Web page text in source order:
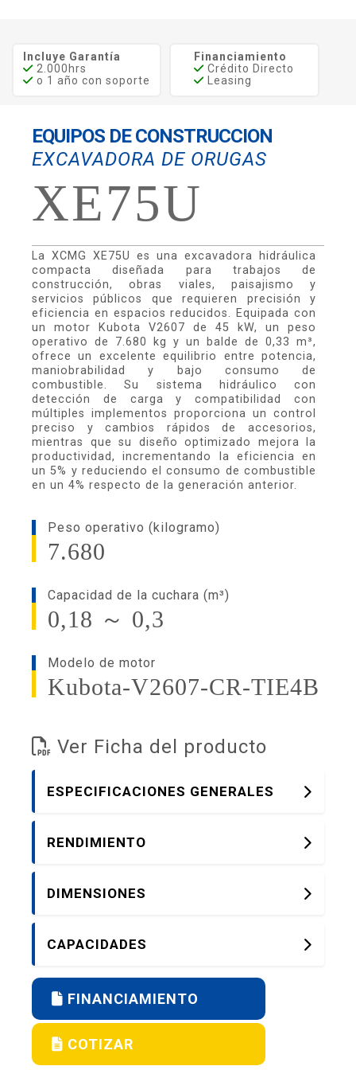
Incluye Garantía
2.000hrs
o 1 año con soporte
Financiamiento
Crédito Directo
Leasing
EQUIPOS DE CONSTRUCCION
EXCAVADORA DE ORUGAS
XE75U
La XCMG XE75U es una excavadora hidráulica
compacta diseñada para trabajos de
construcción, obras viales, paisajismo y
servicios públicos que requieren precisión y
eficiencia en espacios reducidos. Equipada con
un motor Kubota V2607 de 45 kW, un peso
operativo de 7.680 kg y un balde de 0,33 m³,
ofrece un excelente equilibrio entre potencia,
maniobrabilidad y bajo consumo de
combustible. Su sistema hidráulico con
detección de carga y compatibilidad con
múltiples implementos proporciona un control
preciso y cambios rápidos de accesorios,
mientras que su diseño optimizado mejora la
productividad, incrementando la eficiencia en
un 5% y reduciendo el consumo de combustible
en un 4% respecto de la generación anterior.
Peso operativo (kilogramo)
7.680
Capacidad de la cuchara (m³)
0,18 ～ 0,3
Modelo de motor
Kubota-V2607-CR-TIE4B
Ver Ficha del producto
ESPECIFICACIONES GENERALES
RENDIMIENTO
DIMENSIONES
CAPACIDADES
FINANCIAMIENTO
COTIZAR